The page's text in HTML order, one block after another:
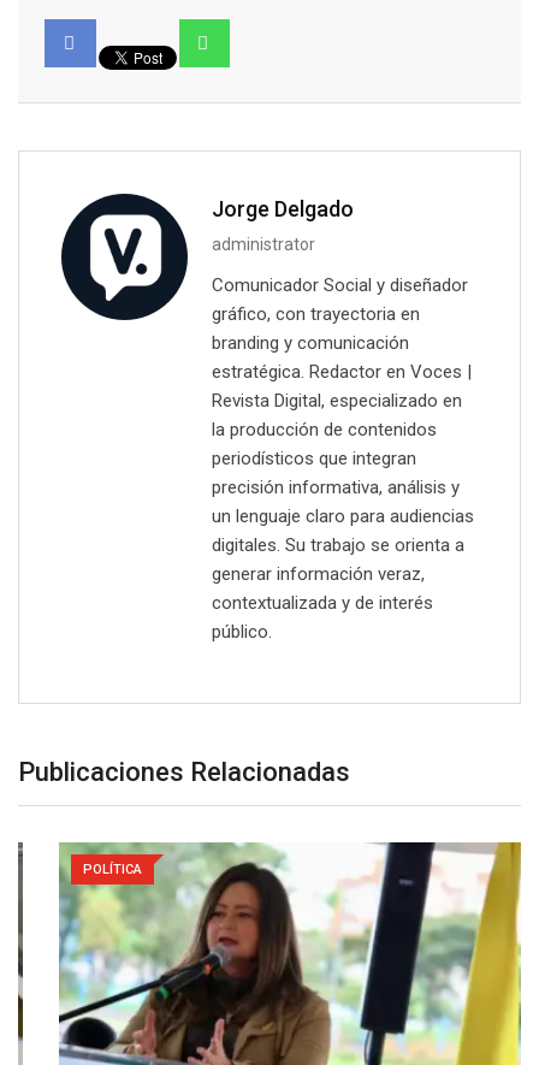
Jorge Delgado
administrator
Comunicador Social y diseñador
gráfico, con trayectoria en
branding y comunicación
estratégica. Redactor en Voces |
Revista Digital, especializado en
la producción de contenidos
periodísticos que integran
precisión informativa, análisis y
un lenguaje claro para audiencias
digitales. Su trabajo se orienta a
generar información veraz,
contextualizada y de interés
público.
Publicaciones Relacionadas
POLÍTICA